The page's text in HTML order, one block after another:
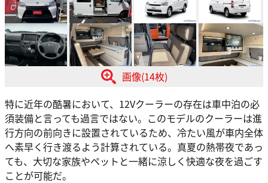
画像(14枚)
特に近年の酷暑において、12Vクーラーの存在は車中泊の必
須装備と言っても過言ではない。このモデルのクーラーは進
行方向の前向きに設置されているため、冷たい風が車内全体
へ素早く行き渡るよう計算されている。真夏の熱帯夜であっ
ても、大切な家族やペットと一緒に涼しく快適な夜を過ごす
ことが可能だ。